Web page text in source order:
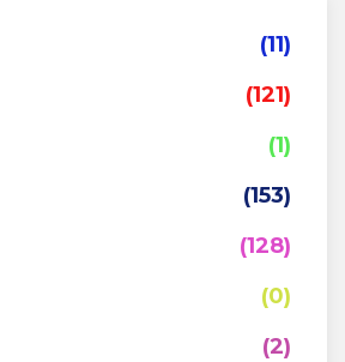
(11)
(121)
(1)
(153)
(128)
(0)
(2)